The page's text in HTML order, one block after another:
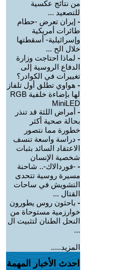
من نتائج عكسية
للتصعيد ...
- إيران تعرض -حطام
طائرات أمريكية
وإسرائيلية- أسقطتها
خلال الح ...
- لماذا احتاجت وزارة
الدفاع الروسية إلى
تغييرات في الكوادر؟
- هواوي تطلق أول تلفاز
لها بإضاءة خلفية RGB
MiniLED
- أمراض اللثة قد تنذر
بحالة صحية أكثر
خطورة مما نتصور
- دراسة واسعة تنسف
الاعتقاد السائد بثبات
شخصية الإنسان
- -فوردالاك-.. شاحنة
مسيرة روسية تتحدى
التشويش في ساحات
القتال ...
- باحثون روس يطورون
خوارزمية مستوحاة من
النحل الطنان لتثبيت ال
...
المزيد.....
احدث الأخبار المهمة